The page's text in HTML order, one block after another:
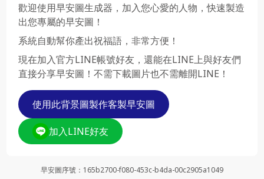
歡迎使用早安圖生成器，加入您心愛的人物，快速製造
出您專屬的早安圖！
系統自動幫你產出祝福語，非常方便！
現在加入官方LINE帳號好友，還能在LINE上與好友們
直接分享早安圖！不需下載圖片也不需離開LINE！
使用此背景圖製作客製早安圖
加入LINE好友
早安圖序號 ： 165b2700-f080-453c-b4da-00c2905a1049